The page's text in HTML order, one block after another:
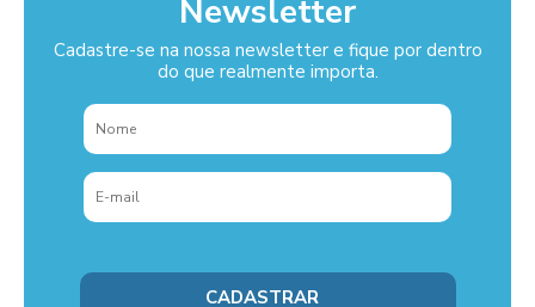
Newsletter
Cadastre-se na nossa newsletter e fique por dentro
do que realmente importa.